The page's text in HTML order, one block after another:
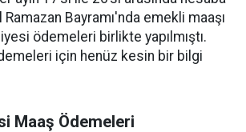
Ramazan Bayramı'nda emekli maaşı
ödemeleri birlikte yapılmıştı.
için henüz kesin bir bilgi
Maaş Ödemeleri